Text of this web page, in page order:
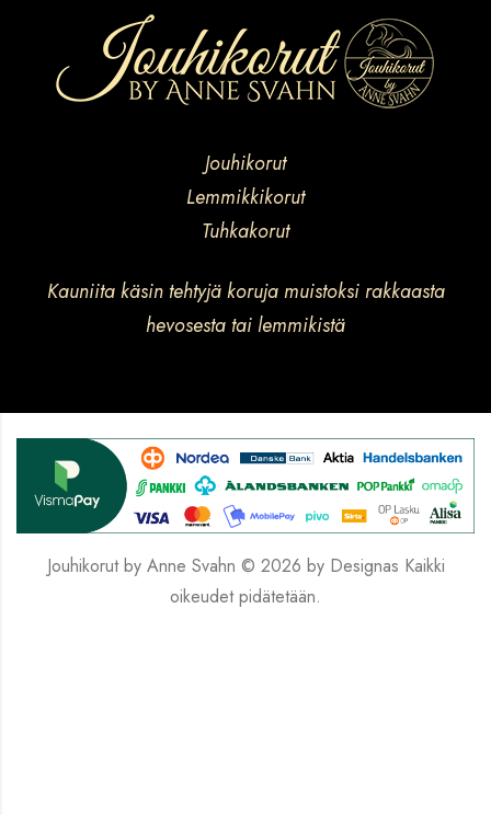
Jouhikorut
Lemmikkikorut
Tuhkakorut
Kauniita käsin tehtyjä koruja muistoksi rakkaasta
hevosesta tai lemmikistä
Jouhikorut by Anne Svahn © 2026 by Designas Kaikki
oikeudet pidätetään.